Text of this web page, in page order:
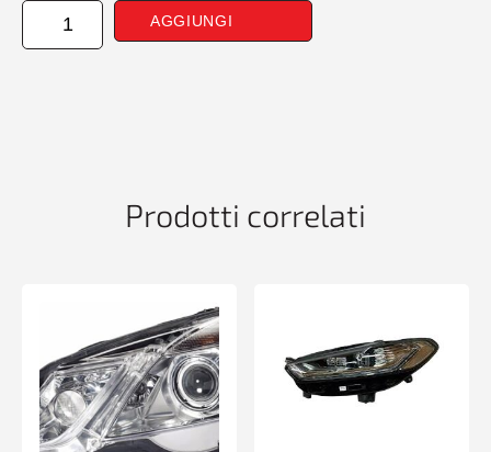
FARO
SINISTRO
AGGIUNGI
Prodotti correlati